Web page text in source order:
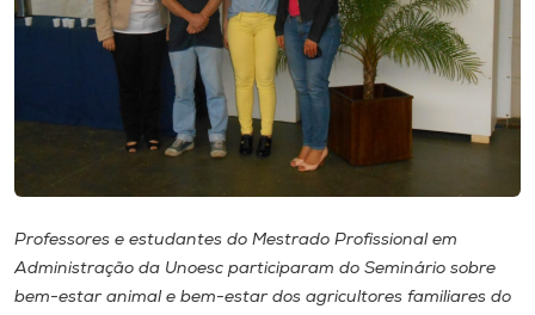
Professores e estudantes do Mestrado Profissional em
Administração da Unoesc participaram do Seminário sobre
bem-estar animal e bem-estar dos agricultores familiares do